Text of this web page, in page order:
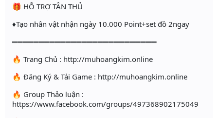
🎁 HỖ TRỢ TÂN THỦ
♦Tạo nhân vật nhận ngày 10.000 Point+set đồ 2ngay
═══════════════════════════
🔥 Trang Chủ : http://muhoangkim.online
🔥 Đăng Ký & Tải Game : http://muhoangkim.online
🔥 Group Thảo luận :
https://www.facebook.com/groups/497368902175049